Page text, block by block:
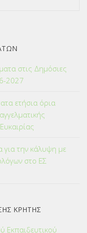
στις Δημόσιες
2027
ετήσια όρια
για την κάλυψη με
στο ΕΣ
ΚΡΗΤΗΣ
Εκπαιδευτικού